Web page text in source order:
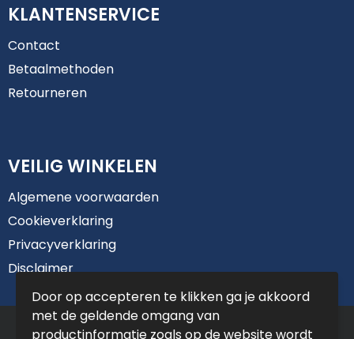
KLANTENSERVICE
Contact
Betaalmethoden
Retourneren
VEILIG WINKELEN
Algemene voorwaarden
Cookieverklaring
Privacyverklaring
Disclaimer
© Copyright De Jong Reclame 2025
Door op accepteren te klikken ga je akkoord
met de geldende omgang van
productinformatie zoals op de website wordt